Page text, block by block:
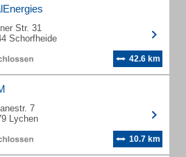
Str. 31
Schorfheide
42.6 km
7
Lychen
10.7 km